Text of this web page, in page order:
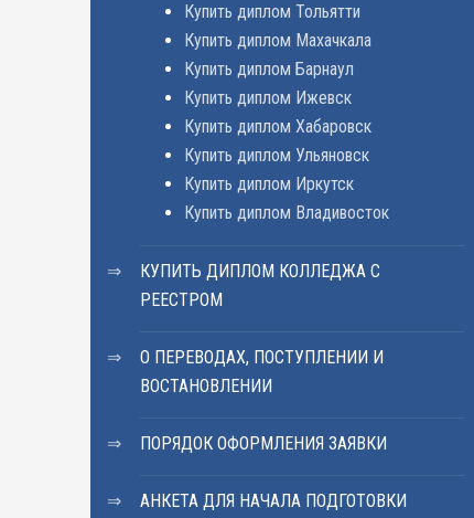
Купить диплом Тольятти
Купить диплом Махачкала
Купить диплом Барнаул
Купить диплом Ижевск
Купить диплом Хабаровск
Купить диплом Ульяновск
Купить диплом Иркутск
Купить диплом Владивосток
КУПИТЬ ДИПЛОМ КОЛЛЕДЖА С
РЕЕСТРОМ
О ПЕРЕВОДАХ, ПОСТУПЛЕНИИ И
ВОСТАНОВЛЕНИИ
ПОРЯДОК ОФОРМЛЕНИЯ ЗАЯВКИ
АНКЕТА ДЛЯ НАЧАЛА ПОДГОТОВКИ